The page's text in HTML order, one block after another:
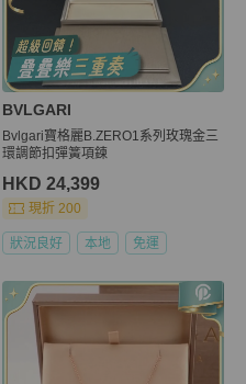
BVLGARI
Bvlgari寶格麗B.ZERO1系列玫瑰金三
環調節扣彈簧項鍊
HKD 24,399
現折 200
狀況良好 本地 免運